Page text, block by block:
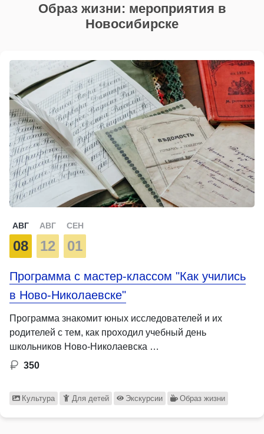
Образ жизни: мероприятия в
Новосибирске
АВГ
08
АВГ
12
СЕН
01
Программа с мастер-классом "Как учились
в Ново-Николаевске"
Программа знакомит юных исследователей и их
родителей с тем, как проходил учебный день
школьников Ново-Николаевска …
350
Культура Для детей Экскурсии Образ жизни